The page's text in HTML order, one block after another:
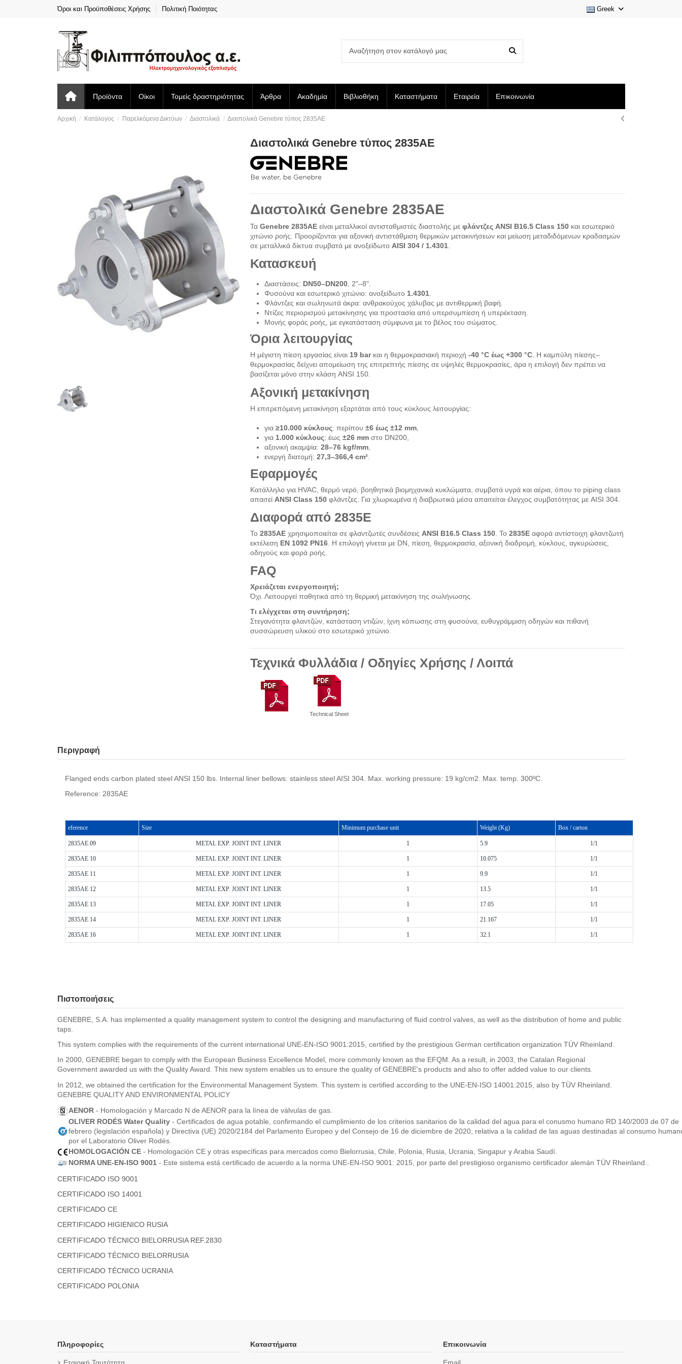
Όροι και Προϋποθέσεις Χρήσης Πολιτική Ποιότητας Greek
Προϊόντα Οίκοι Τομείς δραστηριότητας Άρθρα Ακαδημία Βιβλιοθήκη Καταστήματα Εταιρεία Επικοινωνία
Αρχική Κατάλογος Παρελκόμενα Δικτύων Διαστολικά Διαστολικά Genebre τύπος 2835AE
Διαστολικά Genebre τύπος 2835AE
Διαστολικά Genebre 2835AE
Τα Genebre 2835AEείναι μεταλλικοί αντισταθμιστές διαστολής με φλάντζες ANSI B16.5 Class 150και εσωτερικό
χιτώνιο ροής. Προορίζονται για αξονική αντιστάθμιση θερμικών μετακινήσεων και μείωση μεταδιδόμενων κραδασμών
σε μεταλλικά δίκτυα συμβατά με ανοξείδωτο AISI 304 / 1.4301.
Κατασκευή
Διαστάσεις: DN50–DN200, 2"–8".
Φυσούνα και εσωτερικό χιτώνιο: ανοξείδωτο 1.4301.
Φλάντζες και σωληνωτά άκρα: ανθρακούχος χάλυβας με αντιθερμική βαφή.
Ντίζες περιορισμού μετακίνησης για προστασία από υπερσυμπίεση ή υπερέκταση.
Μονής φοράς ροής, με εγκατάσταση σύμφωνα με το βέλος του σώματος.
Όρια λειτουργίας
Η μέγιστη πίεση εργασίας είναι 19 barκαι η θερμοκρασιακή περιοχή -40 °C έως +300 °C. Η καμπύλη πίεσης–
θερμοκρασίας δείχνει απομείωση της επιτρεπτής πίεσης σε υψηλές θερμοκρασίες, άρα η επιλογή δεν πρέπει να
βασίζεται μόνο στην κλάση ANSI 150.
Αξονική μετακίνηση
Η επιτρεπόμενη μετακίνηση εξαρτάται από τους κύκλους λειτουργίας:
για ≥10.000 κύκλους: περίπου ±6 έως ±12 mm,
για 1.000 κύκλους: έως ±26 mmστο DN200,
αξονική ακαμψία: 28–76 kgf/mm,
ενεργή διατομή: 27,3–366,4 cm².
Εφαρμογές
Κατάλληλο για HVAC, θερμό νερό, βοηθητικά βιομηχανικά κυκλώματα, συμβατά υγρά και αέρια, όπου το piping class
απαιτεί ANSI Class 150φλάντζες. Για χλωριωμένα ή διαβρωτικά μέσα απαιτείται έλεγχος συμβατότητας με AISI 304.
Διαφορά από 2835E
Το 2835AEχρησιμοποιείται σε φλαντζωτές συνδέσεις ANSI B16.5 Class 150. Το 2835Eαφορά αντίστοιχη φλαντζωτή
εκτέλεση EN 1092 PN16. Η επιλογή γίνεται με DN, πίεση, θερμοκρασία, αξονική διαδρομή, κύκλους, αγκυρώσεις,
οδηγούς και φορά ροής.
FAQ
Χρειάζεται ενεργοποιητή;
Όχι. Λειτουργεί παθητικά από τη θερμική μετακίνηση της σωλήνωσης.
Τι ελέγχεται στη συντήρηση;
Στεγανότητα φλαντζών, κατάσταση ντιζών, ίχνη κόπωσης στη φυσούνα, ευθυγράμμιση οδηγών και πιθανή
συσσώρευση υλικού στο εσωτερικό χιτώνιο.
Τεχνικά Φυλλάδια / Οδηγίες Χρήσης / Λοιπά
Technical Sheet
Περιγραφή
Flanged ends carbon plated steel ANSI 150 lbs. Internal liner bellows: stainless steel AISI 304. Max. working pressure: 19 kg/cm2. Max. temp. 300ºC.
Reference: 2835AE
eference Size Minimum purchase unit Weight (Kg) Box / carton
2835AE 09 METAL EXP. JOINT INT. LINER 1 5.9 1/1
2835AE 10 METAL EXP. JOINT INT. LINER 1 10.075 1/1
2835AE 11 METAL EXP. JOINT INT. LINER 1 9.9 1/1
2835AE 12 METAL EXP. JOINT INT. LINER 1 13.5 1/1
2835AE 13 METAL EXP. JOINT INT. LINER 1 17.05 1/1
2835AE 14 METAL EXP. JOINT INT. LINER 1 21.167 1/1
2835AE 16 METAL EXP. JOINT INT. LINER 1 32.1 1/1
Πιστοποιήσεις
GENEBRE, S.A. has implemented a quality management system to control the designing and manufacturing of fluid control valves, as well as the distribution of home and public
taps.
This system complies with the requirements of the current international UNE-EN-ISO 9001:2015, certified by the prestigious German certification organization TÜV Rheinland.
In 2000, GENEBRE began to comply with the European Business Excellence Model, more commonly known as the EFQM. As a result, in 2003, the Catalan Regional
Government awarded us with the Quality Award. This new system enables us to ensure the quality of GENEBRE's products and also to offer added value to our clients.
In 2012, we obtained the certification for the Environmental Management System. This system is certified according to the UNE-EN-ISO 14001:2015, also by TÜV Rheinland.
GENEBRE QUALITY AND ENVIRONMENTAL POLICY
AENOR- Homologación y Marcado N de AENOR para la línea de válvulas de gas.
OLIVER RODÉS Water Quality- Certificados de agua potable, confirmando el cumplimiento de los criterios sanitarios de la calidad del agua para el conusmo humano RD 140/2003 de 07 de
febrero (legislación española) y Directiva (UE) 2020/2184 del Parlamento Europeo y del Consejo de 16 de diciembre de 2020, relativa a la calidad de las aguas destinadas al consumo
por el Laboratorio Oliver Rodés.
HOMOLOGACIÓN CE- Homologación CE y otras específicas para mercados como Bielorrusia, Chile, Polonia, Rusia, Ucrania, Singapur y Arabia Saudí.
NORMA UNE-EN-ISO 9001- Este sistema está certificado de acuerdo a la norma UNE-EN-ISO 9001: 2015, por parte del prestigioso organismo certificador alemán TÜV Rheinland..
CERTIFICADO ISO 9001
CERTIFICADO ISO 14001
CERTIFICADO CE
CERTIFICADO HIGIENICO RUSIA
CERTIFICADO TÉCNICO BIELORRUSIA REF.2830
CERTIFICADO TÉCNICO BIELORRUSIA
CERTIFICADO TÉCNICO UCRANIA
CERTIFICADO POLONIA
Πληροφορίες Καταστήματα Επικοινωνία